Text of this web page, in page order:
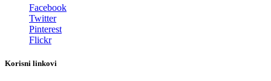
Facebook
Twitter
Pinterest
Flickr
Korisni linkovi